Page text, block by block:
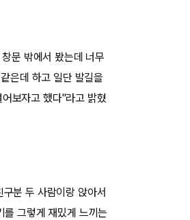
문 밖에서 봤는데 너무
은데 하고 일단 발길을
보자고 했다"라고 밝혔
분 두 사람이랑 앉아서
그렇게 재밌게 느끼는